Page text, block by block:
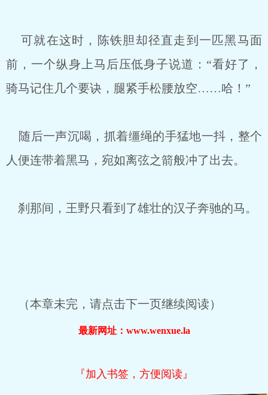
可就在这时，陈铁胆却径直走到一匹黑马面
前，一个纵身上马后压低身子说道：“看好了，
骑马记住几个要诀，腿紧手松腰放空……哈！”
随后一声沉喝，抓着缰绳的手猛地一抖，整个
人便连带着黑马，宛如离弦之箭般冲了出去。
刹那间，王野只看到了雄壮的汉子奔驰的马。
（本章未完，请点击下一页继续阅读）
最新网址：www.wenxue.la
『加入书签，方便阅读』